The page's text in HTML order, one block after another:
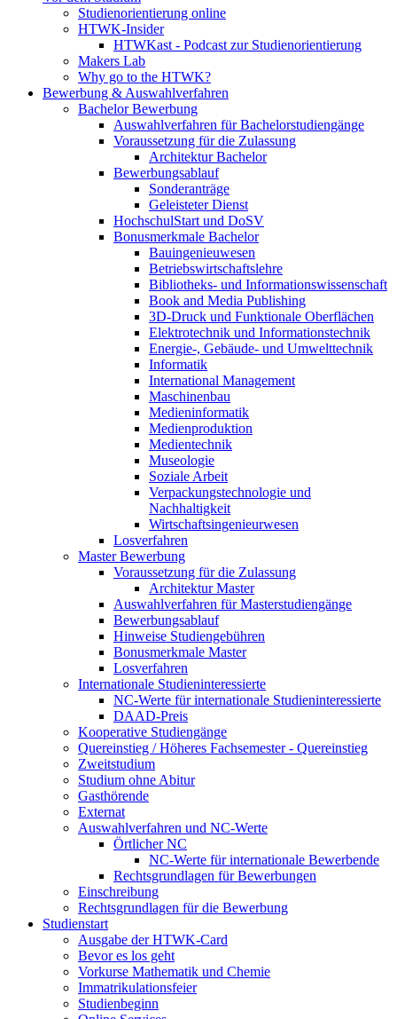
Studienorientierung online
HTWK-Insider
HTWKast - Podcast zur Studienorientierung
Makers Lab
Why go to the HTWK?
Bewerbung & Auswahlverfahren
Bachelor Bewerbung
Auswahlverfahren für Bachelorstudiengänge
Voraussetzung für die Zulassung
Architektur Bachelor
Bewerbungsablauf
Sonderanträge
Geleisteter Dienst
HochschulStart und DoSV
Bonusmerkmale Bachelor
Bauingenieuwesen
Betriebswirtschaftslehre
Bibliotheks- und Informationswissenschaft
Book and Media Publishing
3D-Druck und Funktionale Oberflächen
Elektrotechnik und Informationstechnik
Energie-, Gebäude- und Umwelttechnik
Informatik
International Management
Maschinenbau
Medieninformatik
Medienproduktion
Medientechnik
Museologie
Soziale Arbeit
Verpackungstechnologie und
Nachhaltigkeit
Wirtschaftsingenieurwesen
Losverfahren
Master Bewerbung
Voraussetzung für die Zulassung
Architektur Master
Auswahlverfahren für Masterstudiengänge
Bewerbungsablauf
Hinweise Studiengebühren
Bonusmerkmale Master
Losverfahren
Internationale Studieninteressierte
NC-Werte für internationale Studieninteressierte
DAAD-Preis
Kooperative Studiengänge
Quereinstieg / Höheres Fachsemester - Quereinstieg
Zweitstudium
Studium ohne Abitur
Gasthörende
Externat
Auswahlverfahren und NC-Werte
Örtlicher NC
NC-Werte für internationale Bewerbende
Rechtsgrundlagen für Bewerbungen
Einschreibung
Rechtsgrundlagen für die Bewerbung
Studienstart
Ausgabe der HTWK-Card
Bevor es los geht
Vorkurse Mathematik und Chemie
Immatrikulationsfeier
Studienbeginn